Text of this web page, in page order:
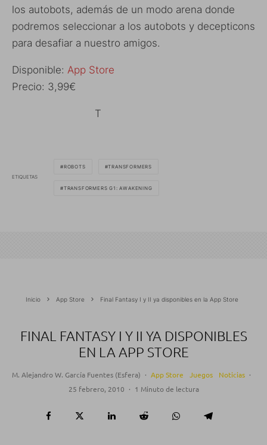
los autobots, además de un modo arena donde
podremos seleccionar a los autobots y decepticons
para desafiar a nuestro amigos.
Disponible: App Store
Precio: 3,99€
T
ETIQUETAS
ROBOTS TRANSFORMERS
TRANSFORMERS G1: AWAKENING
Inicio App Store Final Fantasy I y II ya disponibles en la App Store
FINAL FANTASY I Y II YA DISPONIBLES
EN LA APP STORE
M. Alejandro W. García Fuentes (Esfera) · App Store Juegos Noticias ·
25 febrero, 2010 · 1 Minuto de lectura